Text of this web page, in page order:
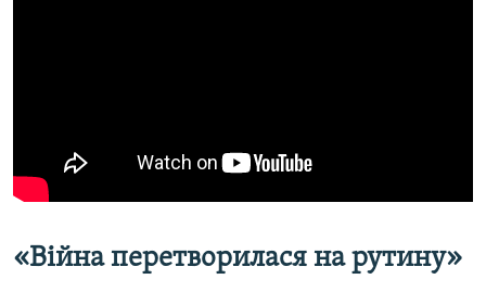
«Війна перетворилася на рутину»